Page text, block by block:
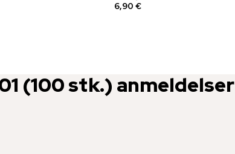
6,90 €
(100 stk.) anmeldelser